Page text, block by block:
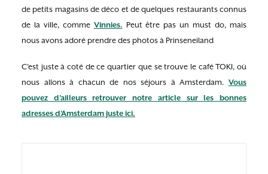
de petits magasins de déco et de quelques restaurants connus
de la ville, comme Vinnies. Peut être pas un must do, mais
nous avons adoré prendre des photos à Prinseneiland
C’est juste à coté de ce quartier que se trouve le café TOKI, où
nous allons à chacun de nos séjours à Amsterdam. Vous
pouvez d’ailleurs retrouver notre article sur les bonnes
adresses d’Amsterdam juste ici.